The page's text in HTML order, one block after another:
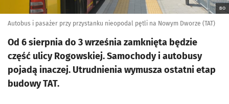
BO
Autobus i pasażer przy przystanku nieopodal pętli na Nowym Dworze (TAT)
Od 6 sierpnia do 3 września zamknięta będzie
część ulicy Rogowskiej. Samochody i autobusy
pojadą inaczej. Utrudnienia wymusza ostatni etap
budowy TAT.